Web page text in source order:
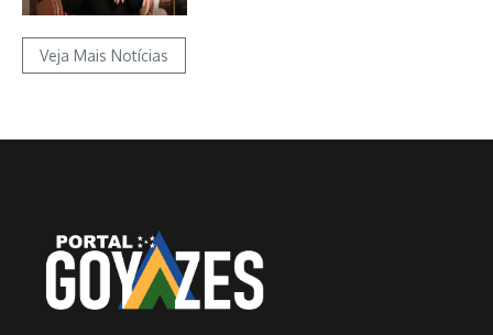
Veja Mais Notícias